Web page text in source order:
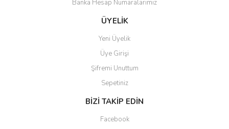
Banka Hesap Numaralarımız
ÜYELİK
Yeni Üyelik
Üye Girişi
Şifremi Unuttum
Sepetiniz
BİZİ TAKİP EDİN
Facebook